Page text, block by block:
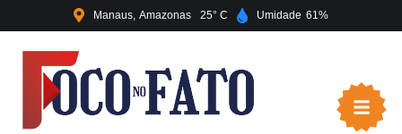
Manaus Amazonas 25 Umidade 61